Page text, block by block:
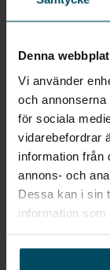
Denna
Vi använder
och
för sociala
vidarebefordrar
information från
annons- och
Dessa kan i sin
information
Nissanconnect
Elmanövrerad
Carl